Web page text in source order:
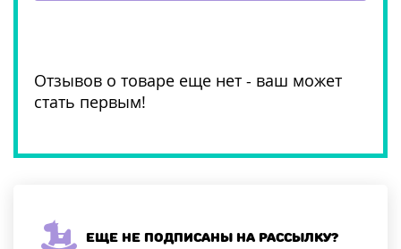
Отзывов о товаре еще нет - ваш может
стать первым!
Еще не подписаны на рассылку?